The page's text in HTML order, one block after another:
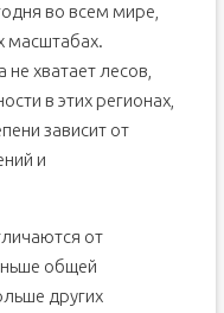
во всем мире,
масштабах.
не хватает лесов,
в этих регионах,
зависит от
и
от
общей
других